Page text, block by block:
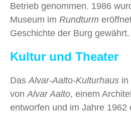
Betrieb genommen. 1986
Museum im Rundturm
Geschichte der Burg gewährt.
Kultur und Theater
Das Alvar-Aalto-Kulturhaus in
von Alvar Aalto, einem
entworfen und im Jahre 1962